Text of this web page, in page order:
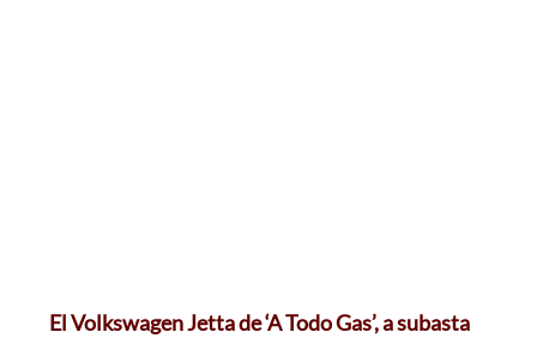
El Volkswagen Jetta de ‘A Todo Gas’, a subasta